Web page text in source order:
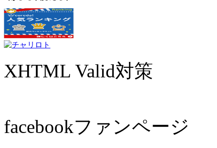
XHTML Valid対策
facebookファンページ